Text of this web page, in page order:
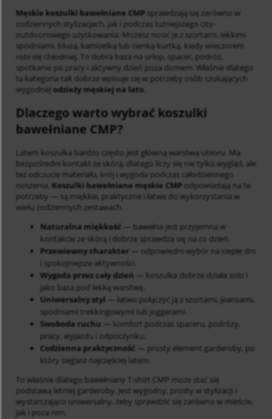
Męskie koszulki bawełniane CMP sprawdzają się zarówno w
codziennych stylizacjach, jak i podczas luźniejszego city-
outdoorowego użytkowania. Możesz nosić je z szortami, lekkimi
spodniami, bluzą, kamizelką lub cienką kurtką, kiedy wieczorem
robi się chłodniej. To dobra baza na urlop, spacer, podróż,
spotkanie po pracy i aktywny dzień poza domem. Właśnie dlatego
ta kategoria tak dobrze wpisuje się w potrzeby osób szukających
wygodnej odzieży męskiej na lato
Dlaczego warto wybrać koszulki
bawełniane CMP?
Latem koszulka bardzo często jest główną warstwą ubioru. Ma
bezpośredni kontakt ze skórą, dlatego liczy się nie tylko wygląd, ale
też odczucie materiału, krój i wygoda podczas całodziennego
noszenia. Koszulki bawełniane męskie CMP odpowiadają na te
potrzeby — są miękkie, praktyczne i łatwe do wykorzystania w
wielu codziennych zestawach.
Naturalna miękkość
— bawełna jest przyjemna w
kontakcie ze skórą i dobrze sprawdza się na co dzień.
Przewiewny charakter — odpowiedni wybór na ciepłe dni
i spokojniejsze aktywności.
Wygoda przez cały dzień — koszulka dobrze działa solo i
jako baza pod lekką warstwę.
Uniwersalny styl — łatwo połączyć ją z szortami, jeansami,
spodniami trekkingowymi lub joggerami.
Swoboda ruchu — komfort podczas spaceru, podróży,
pracy, wyjazdu i odpoczynku.
Codzienna praktyczność
— prosty element garderoby, po
który sięgasz najczęściej latem.
To właśnie dlatego bawełniany T-shirt CMP może stać się
podstawą letniej garderoby. Jest wygodny, prosty w stylizacji i
wystarczająco uniwersalny, żeby sprawdzić się zarówno w mieście,
jak i poza nim.